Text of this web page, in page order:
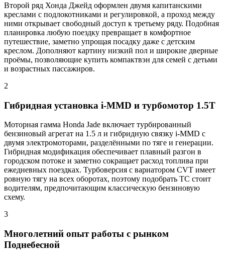
Второй ряд Хонда Джейд оформлен двумя капитанскими
креслами с подлокотниками и регулировкой, а проход между
ними открывает свободный доступ к третьему ряду. Подобная
планировка любую поездку превращает в комфортное
путешествие, заметно упрощая посадку даже с детским
креслом. Дополняют картину низкий пол и широкие дверные
проёмы, позволяющие купить компактвэн для семей с детьми
и возрастных пассажиров.
2
Гибридная установка i-MMD и турбомотор 1.5T
Моторная гамма Honda Jade включает турбированный
бензиновый агрегат на 1.5 л и гибридную связку i-MMD с
двумя электромоторами, разделёнными по тяге и генерации.
Гибридная модификация обеспечивает плавный разгон в
городском потоке и заметно сокращает расход топлива при
ежедневных поездках. Турбоверсия с вариатором CVT имеет
ровную тягу на всех оборотах, поэтому подобрать ТС стоит
водителям, предпочитающим классическую бензиновую
схему.
3
Многолетний опыт работы с рынком
Поднебесной